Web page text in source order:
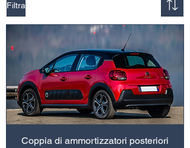
Filtra
Coppia di ammortizzatori posteriori